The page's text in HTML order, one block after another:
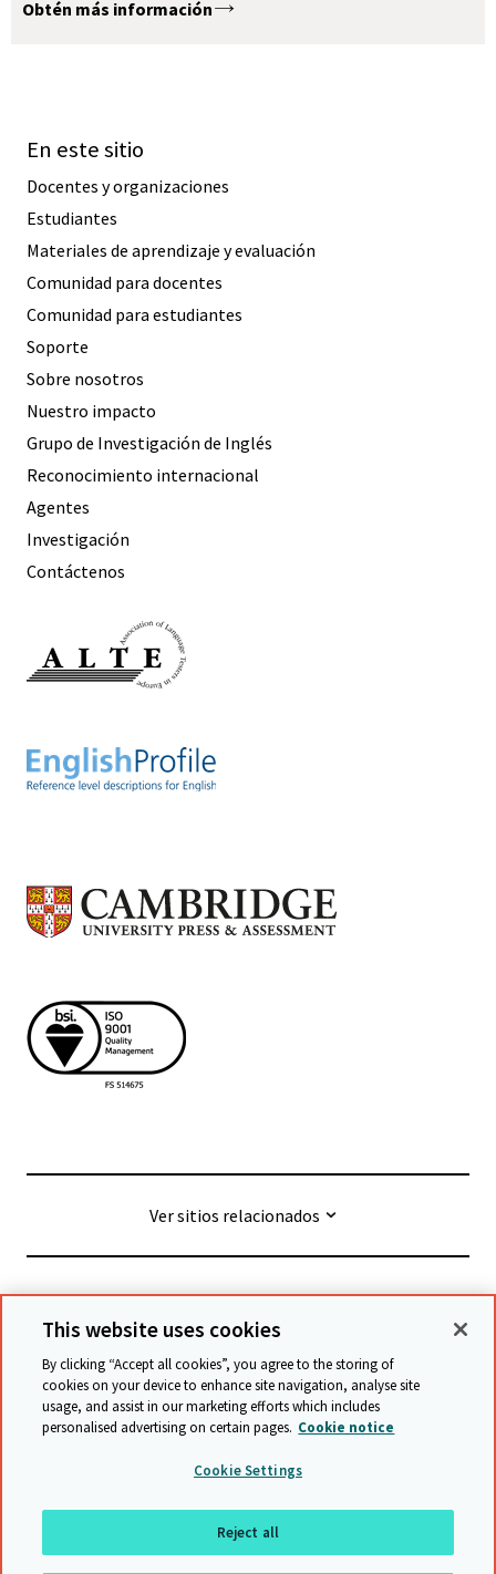
Obtén más información
En este sitio
Docentes y organizaciones
Estudiantes
Materiales de aprendizaje y evaluación
Comunidad para docentes
Comunidad para estudiantes
Soporte
Sobre nosotros
Nuestro impacto
Grupo de Investigación de Inglés
Reconocimiento internacional
Agentes
Investigación
Contáctenos
Ver sitios relacionados
© Cambridge University Press & Assessment
Términos y condiciones
Protección de datos
Declaración de accesibilidad
Declaración sobre la esclavitud moderna
Política de protección y salvaguarda
Mapa del sitio
This website uses cookies
By clicking “Accept all cookies”, you agree to the storing of
cookies on your device to enhance site navigation, analyse site
usage, and assist in our marketing efforts which includes
personalised advertising on certain pages. Cookie notice
Cookie Settings
Reject all